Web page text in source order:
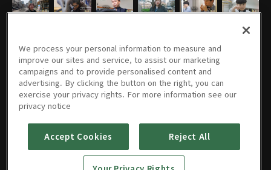
3112회
3111회
03/28/2026 • 48분
3110회 3109회 3108회 3107회 3106회
We process your personal information to measure and
improve our sites and service, to assist our marketing
campaigns and to provide personalised content and
advertising. By clicking the button on the right, you can
exercise your privacy rights. For more information see our
privacy notice
Accept Cookies Reject All